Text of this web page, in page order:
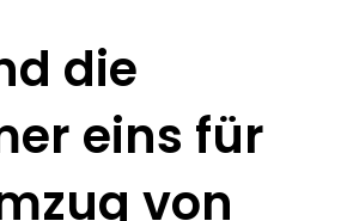
die
eins für
von